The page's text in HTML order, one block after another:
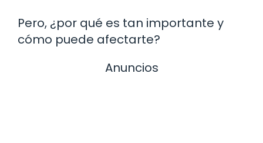
Pero, ¿por qué es tan importante y
cómo puede afectarte?
Anuncios